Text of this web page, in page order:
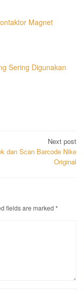
Magnet
Sering Digunakan
Next post
dan Scan Barcode Nike
Original
fields are marked *